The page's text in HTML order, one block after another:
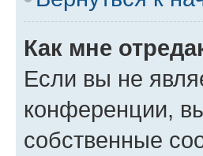
Как мне
Если вы не
конференции,
собственные